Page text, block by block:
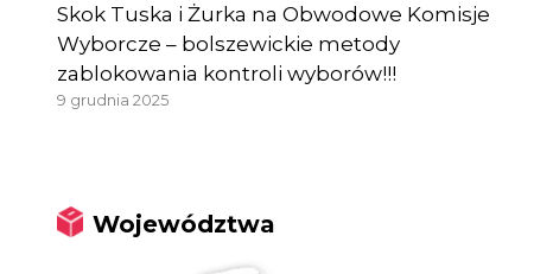
Skok Tuska i Żurka na Obwodowe Komisje
Wyborcze – bolszewickie metody
zablokowania kontroli wyborów!!!
9 grudnia 2025
Województwa